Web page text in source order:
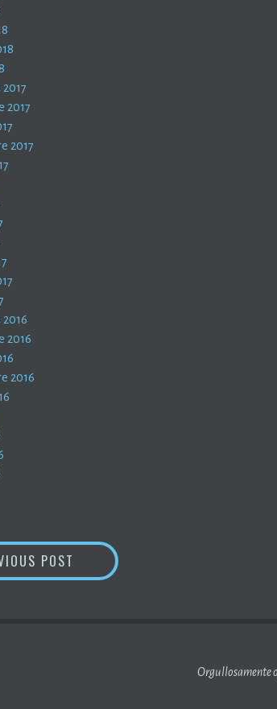
2017
2017
2016
2016
POST LA REBELIÓN DE LAS
Orgullosamente